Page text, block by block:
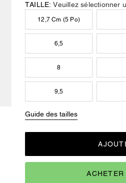
TAILLE: Veuillez sélectionner
12,7 Cm (5 Po)
6,5
8
9,5
Guide des tailles